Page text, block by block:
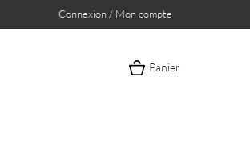
Connexion / Mon compte
Panier